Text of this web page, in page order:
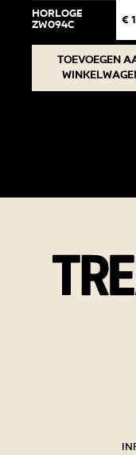
Horloge
ZW094C €
Toevoegen